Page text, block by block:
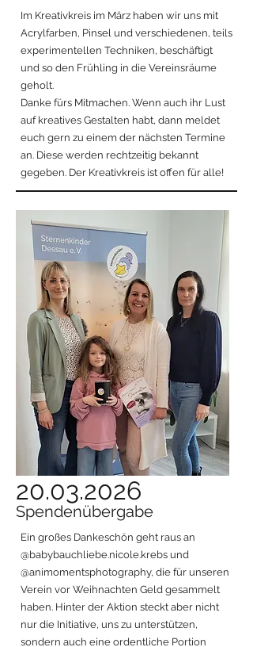
Im Kreativkreis im März haben wir uns mit
Acrylfarben, Pinsel und verschiedenen, teils
experimentellen Techniken, beschäftigt
und so den Frühling in die Vereinsräume
geholt.
Danke fürs Mitmachen. Wenn auch ihr Lust
auf kreatives Gestalten habt, dann meldet
euch gern zu einem der nächsten Termine
an. Diese werden rechtzeitig bekannt
gegeben. Der Kreativkreis ist offen für alle!
20.03.2026
Spendenübergabe
Ein großes Dankeschön geht raus an
@babybauchliebe.nicole.krebs und
@animomentsphotography, die für unseren
Verein vor Weihnachten Geld gesammelt
haben. Hinter der Aktion steckt aber nicht
nur die Initiative, uns zu unterstützen,
sondern auch eine ordentliche Portion